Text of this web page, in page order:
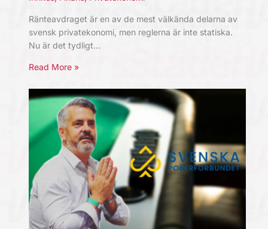
Ränteavdraget är en av de mest välkända delarna av
svensk privatekonomi, men reglerna är inte statiska.
Nu är det tydligt…
Read More »